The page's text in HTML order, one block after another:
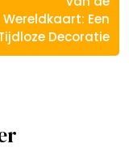
Wereldkaart: Een
Decoratie